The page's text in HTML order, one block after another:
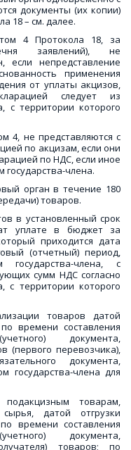
документы (их копии)
18 – см. далее.
4 Протокола 18, за
заявлений), не
если непредставление
применения
от уплаты акцизов,
следует из
с территории которого
4, не представляются с
по акцизам, если они
по НДС, если иное
члена.
орган в течение 180
товаров.
в установленный срок
уплате в бюджет за
приходится дата
(отчетный) период,
государства-члена, с
сумм НДС согласно
с территории которого
товаров датой
времени составления
документа,
(первого перевозчика),
документа,
государства-члена для
товарам,
датой отгрузки
времени составления
документа,
товаров; по